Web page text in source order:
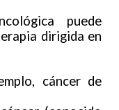
puede
dirigida en
cáncer de